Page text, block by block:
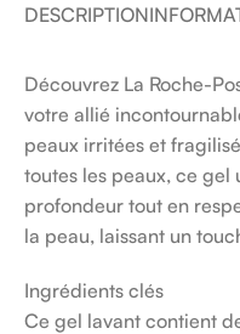
DESCRIPTION
Découvrez La Roche-
votre allié
peaux irritées et
toutes les peaux, ce gel
profondeur tout en
la peau, laissant un
Ingrédients clés
Ce gel lavant contient